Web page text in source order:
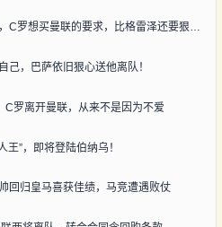
五年不许分红、竞技大权全归自己，C罗想买曼联的要求，比格雷泽还要狠得多
己，巴萨依旧狠心送他离队！
C罗离开曼联，从来不是因为不爱
”，即将登陆伯纳乌！
回归皇马喜获佳绩，马竞遭遇败仗